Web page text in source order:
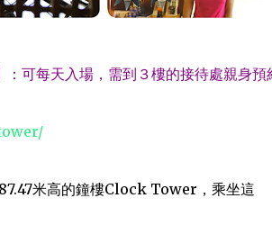
：可每天入場，需到３樓的接待處親身預
米高的鐘樓Clock Tower，乘坐這